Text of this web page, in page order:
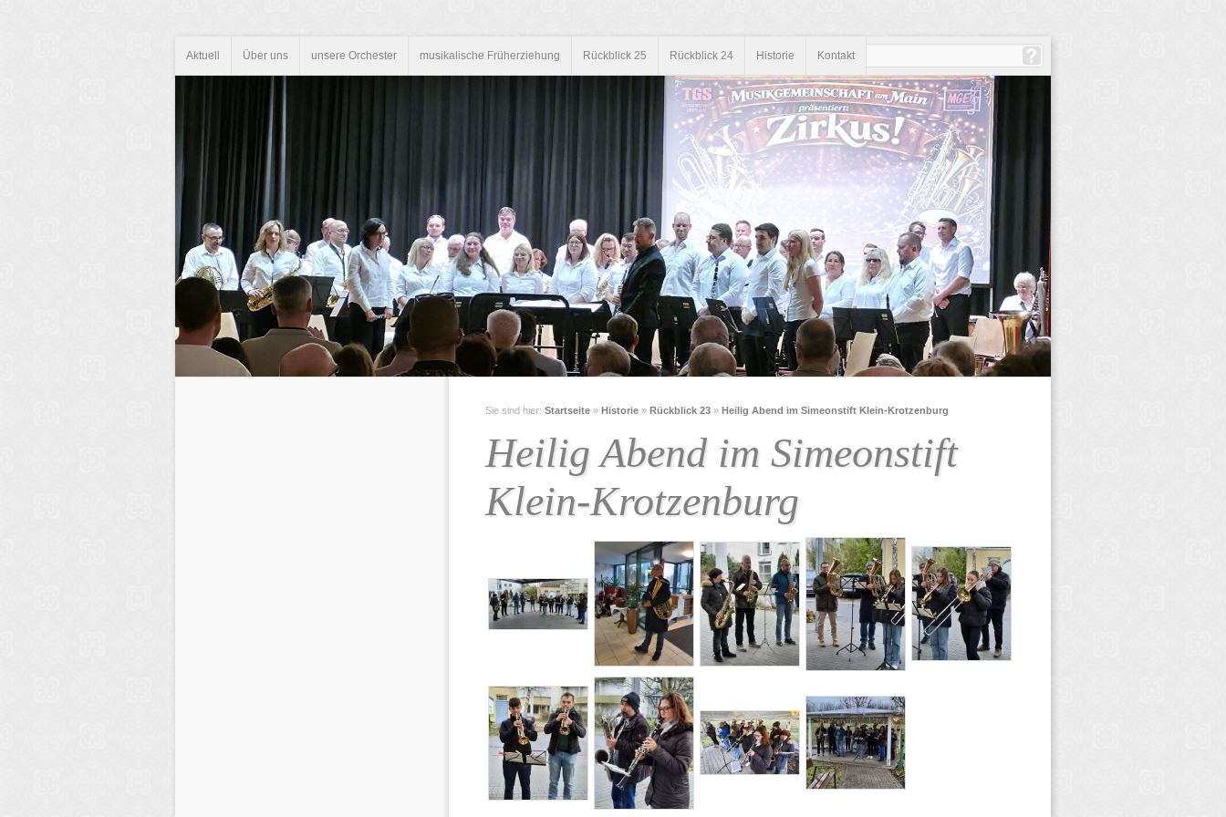
Aktuell Über uns unsere Orchester musikalische Früherziehung Rückblick 25 Rückblick 24 Historie Kontakt
Sie sind hier: Startseite » Historie » Rückblick 23 » Heilig Abend im Simeonstift Klein-Krotzenburg
Heilig Abend im Simeonstift
Klein-Krotzenburg